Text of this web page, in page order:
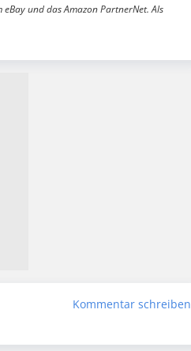
und das Amazon PartnerNet. Als
Kommentar schreiben